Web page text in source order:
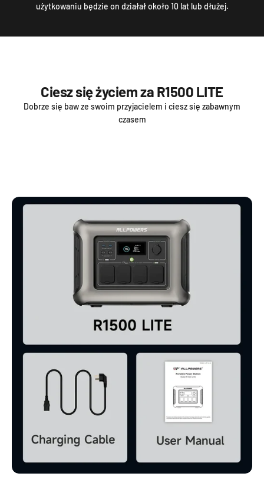
użytkowaniu będzie on działał około 10 lat lub dłużej.
Ciesz się życiem za R1500 LITE
Dobrze się baw ze swoim przyjacielem i ciesz się zabawnym
czasem